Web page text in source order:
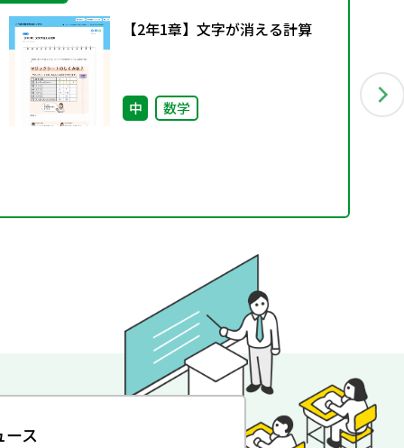
【2年1章】文字が消える計算
中 数学
ース